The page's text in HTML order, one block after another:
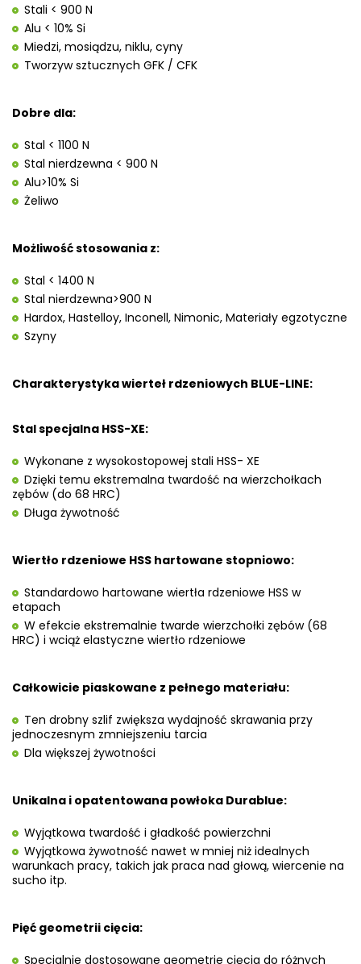
Stali < 900 N
Alu < 10% Si
Miedzi, mosiądzu, niklu, cyny
Tworzyw sztucznych GFK / CFK
Dobre dla:
Stal < 1100 N
Stal nierdzewna < 900 N
Alu>10% Si
Żeliwo
Możliwość stosowania z:
Stal < 1400 N
Stal nierdzewna>900 N
Hardox, Hastelloy, Inconell, Nimonic, Materiały egzotyczne
Szyny
Charakterystyka wierteł rdzeniowych BLUE-LINE:
Stal specjalna HSS-XE:
Wykonane z wysokostopowej stali HSS- XE
Dzięki temu ekstremalna twardość na wierzchołkach
zębów (do 68 HRC)
Długa żywotność
Wiertło rdzeniowe HSS hartowane stopniowo:
Standardowo hartowane wiertła rdzeniowe HSS w
etapach
W efekcie ekstremalnie twarde wierzchołki zębów (68
HRC) i wciąż elastyczne wiertło rdzeniowe
Całkowicie piaskowane z pełnego materiału:
Ten drobny szlif zwiększa wydajność skrawania przy
jednoczesnym zmniejszeniu tarcia
Dla większej żywotności
Unikalna i opatentowana powłoka Durablue:
Wyjątkowa twardość i gładkość powierzchni
Wyjątkowa żywotność nawet w mniej niż idealnych
warunkach pracy, takich jak praca nad głową, wiercenie na
sucho itp.
Pięć geometrii cięcia:
Specjalnie dostosowane geometrie cięcia do różnych